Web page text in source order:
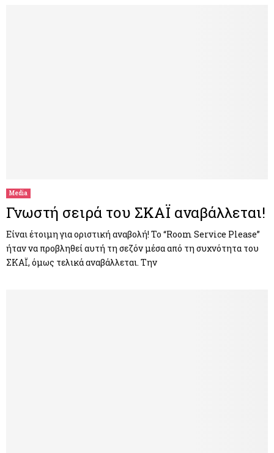
Media
Γνωστή σειρά του ΣΚΑΪ αναβάλλεται!
Είναι έτοιμη για οριστική αναβολή! Το “Room Service Please”
ήταν να προβληθεί αυτή τη σεζόν μέσα από τη συχνότητα του
ΣΚΑΪ, όμως τελικά αναβάλλεται. Την